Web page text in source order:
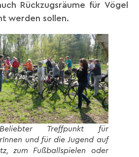
Rückzugsräume für Vögel
werden sollen.
Treffpunkt für
und für die Jugend auf
zum Fußballspielen oder